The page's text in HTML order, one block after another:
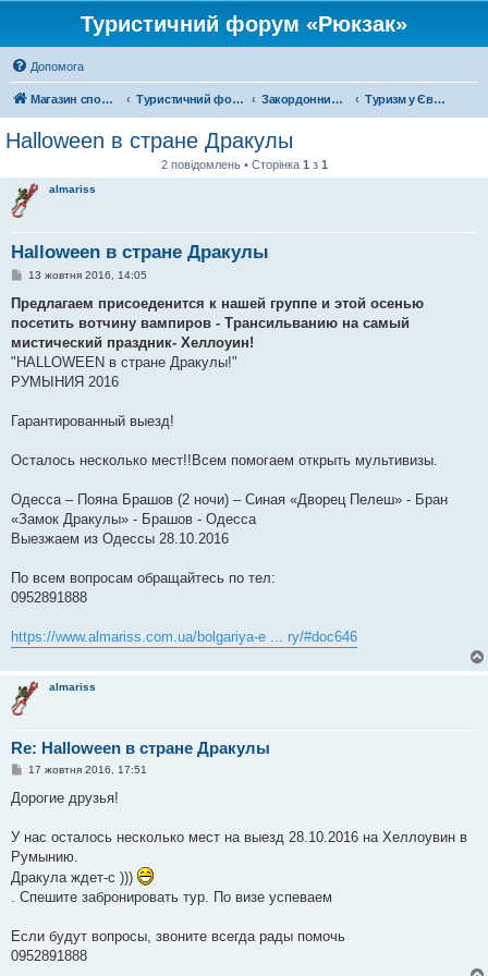
Туристичний форум «Рюкзак»
Допомога
Магазин спорядження Туристичний форум «Рюкзак» Закордонний туризм Туризм у Європі
Halloween в стране Дракулы
2 повідомлень • Сторінка 1 з 1
almariss
Halloween в стране Дракулы
П
в
і
д
о
л
е
я
13 жовтня 2016, 14:05
Предлагаем присоеденится к нашей группе и этой осенью
посетить вотчину вампиров - Трансильванию на самый
мистический праздник- Хеллоуин!
"HALLOWEEN в стране Дракулы!"
РУМЫНИЯ 2016
Гарантированный выезд!
Осталось несколько мест!!Всем помогаем открыть мультивизы.
Одесса – Пояна Брашов (2 ночи) – Синая «Дворец Пелеш» - Бран
«Замок Дракулы» - Брашов - Одесса
Выезжаем из Одессы 28.10.2016
По всем вопросам обращайтесь по тел:
0952891888
https://www.almariss.com.ua/bolgariya-e ... ry/#doc646
almariss
Re: Halloween в стране Дракулы
П
в
о
л
е
н
н
17 жовтня 2016, 17:51
Дорогие друзья!
У нас осталось несколько мест на выезд 28.10.2016 на Хеллоувин в
Румынию.
Дракула ждет-с )))
. Спешите забронировать тур. По визе успеваем
Если будут вопросы, звоните всегда рады помочь
0952891888